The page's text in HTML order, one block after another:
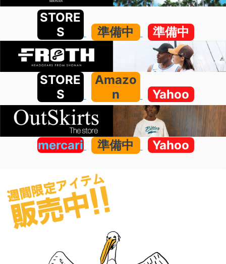
STORE
S
準備中 準備中
STORE
S
Amazo
n
Yahoo
mercari 準備中 Yahoo